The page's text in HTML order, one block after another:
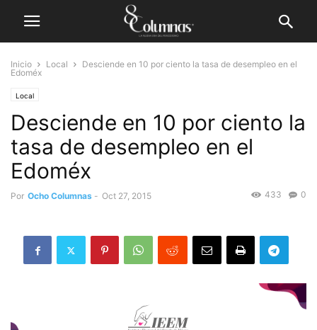
Inicio Local
Desciende en 10 por ciento la tasa de desempleo en el
Edoméx
Local
Desciende en 10 por ciento la
tasa de desempleo en el
Edoméx
Por Ocho Columnas - Oct 27, 2015 0
433